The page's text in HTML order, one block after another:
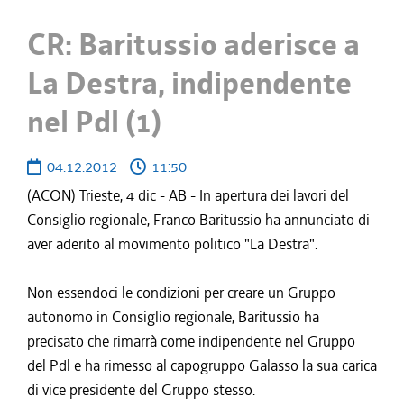
CR: Baritussio aderisce a
La Destra, indipendente
nel Pdl (1)
04.12.2012
11:50
(ACON) Trieste, 4 dic - AB - In apertura dei lavori del
Consiglio regionale, Franco Baritussio ha annunciato di
aver aderito al movimento politico "La Destra".
Non essendoci le condizioni per creare un Gruppo
autonomo in Consiglio regionale, Baritussio ha
precisato che rimarrà come indipendente nel Gruppo
del Pdl e ha rimesso al capogruppo Galasso la sua carica
di vice presidente del Gruppo stesso.